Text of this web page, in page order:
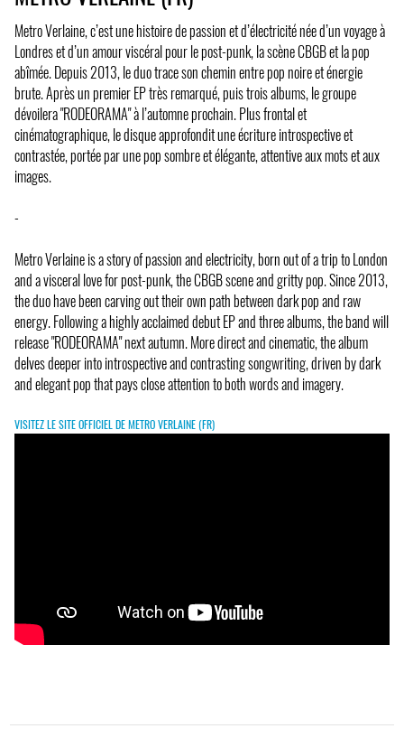
Metro Verlaine, c’est une histoire de passion et d’électricité née d’un voyage à
Londres et d’un amour viscéral pour le post-punk, la scène CBGB et la pop
abîmée. Depuis 2013, le duo trace son chemin entre pop noire et énergie
brute. Après un premier EP très remarqué, puis trois albums, le groupe
dévoilera "RODEORAMA" à l’automne prochain. Plus frontal et
cinématographique, le disque approfondit une écriture introspective et
contrastée, portée par une pop sombre et élégante, attentive aux mots et aux
images.
-
Metro Verlaine is a story of passion and electricity, born out of a trip to London
and a visceral love for post-punk, the CBGB scene and gritty pop. Since 2013,
the duo have been carving out their own path between dark pop and raw
energy. Following a highly acclaimed debut EP and three albums, the band will
release "RODEORAMA" next autumn. More direct and cinematic, the album
delves deeper into introspective and contrasting songwriting, driven by dark
and elegant pop that pays close attention to both words and imagery.
VISITEZ LE SITE OFFICIEL DE METRO VERLAINE (FR)